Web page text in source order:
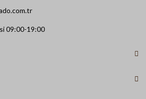
09:00-19:00